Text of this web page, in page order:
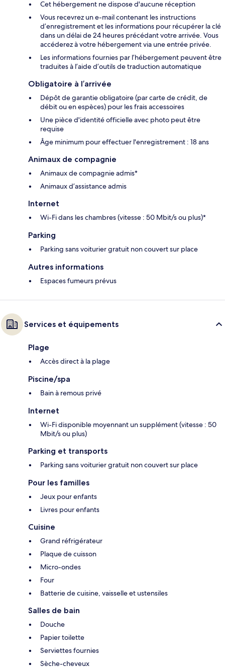
Cet hébergement ne dispose d'aucune réception
Vous recevrez un e-mail contenant les instructions
d’enregistrement et les informations pour récupérer la clé
dans un délai de 24 heures précédant votre arrivée. Vous
accéderez à votre hébergement via une entrée privée.
Les informations fournies par l’hébergement peuvent être
traduites à l’aide d’outils de traduction automatique
Obligatoire à l’arrivée
Dépôt de garantie obligatoire (par carte de crédit, de
débit ou en espèces) pour les frais accessoires
Une pièce d'identité officielle avec photo peut être
requise
Âge minimum pour effectuer l'enregistrement : 18 ans
Animaux de compagnie
Animaux de compagnie admis*
Animaux d’assistance admis
Internet
Wi-Fi dans les chambres (vitesse : 50 Mbit/s ou plus)*
Parking
Parking sans voiturier gratuit non couvert sur place
Autres informations
Espaces fumeurs prévus
Services et équipements
Plage
Accès direct à la plage
Piscine/spa
Bain à remous privé
Internet
Wi-Fi disponible moyennant un supplément (vitesse : 50
Mbit/s ou plus)
Parking et transports
Parking sans voiturier gratuit non couvert sur place
Pour les familles
Jeux pour enfants
Livres pour enfants
Cuisine
Grand réfrigérateur
Plaque de cuisson
Micro-ondes
Four
Batterie de cuisine, vaisselle et ustensiles
Salles de bain
Douche
Papier toilette
Serviettes fournies
Sèche-cheveux